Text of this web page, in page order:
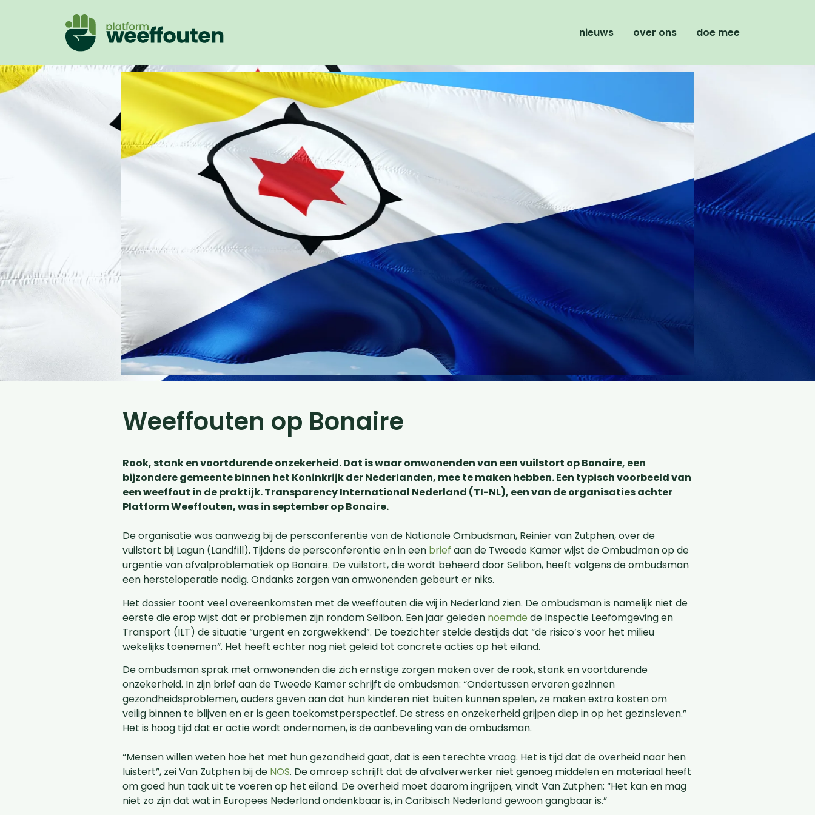
nieuws over ons doe mee
Weeffouten op Bonaire
Rook, stank en voortdurende onzekerheid. Dat is waar omwonenden van een vuilstort op Bonaire, een
bijzondere gemeente binnen het Koninkrijk der Nederlanden, mee te maken hebben. Een typisch voorbeeld van
een weeffout in de praktijk. Transparency International Nederland (TI-NL), een van de organisaties achter
Platform Weeffouten, was in september op Bonaire.
De organisatie was aanwezig bij de persconferentie van de Nationale Ombudsman, Reinier van Zutphen, over de
vuilstort bij Lagun (Landfill). Tijdens de persconferentie en in een brief aan de Tweede Kamer wijst de Ombudman op de
urgentie van afvalproblematiek op Bonaire. De vuilstort, die wordt beheerd door Selibon, heeft volgens de ombudsman
een hersteloperatie nodig. Ondanks zorgen van omwonenden gebeurt er niks.
Het dossier toont veel overeenkomsten met de weeffouten die wij in Nederland zien. De ombudsman is namelijk niet de
eerste die erop wijst dat er problemen zijn rondom Selibon. Een jaar geleden noemde de Inspectie Leefomgeving en
Transport (ILT) de situatie “urgent en zorgwekkend”. De toezichter stelde destijds dat “de risico’s voor het milieu
wekelijks toenemen”. Het heeft echter nog niet geleid tot concrete acties op het eiland.
De ombudsman sprak met omwonenden die zich ernstige zorgen maken over de rook, stank en voortdurende
onzekerheid. In zijn brief aan de Tweede Kamer schrijft de ombudsman: “Ondertussen ervaren gezinnen
gezondheidsproblemen, ouders geven aan dat hun kinderen niet buiten kunnen spelen, ze maken extra kosten om
veilig binnen te blijven en er is geen toekomstperspectief. De stress en onzekerheid grijpen diep in op het gezinsleven.”
Het is hoog tijd dat er actie wordt ondernomen, is de aanbeveling van de ombudsman.
“Mensen willen weten hoe het met hun gezondheid gaat, dat is een terechte vraag. Het is tijd dat de overheid naar hen
luistert”, zei Van Zutphen bij de NOS. De omroep schrijft dat de afvalverwerker niet genoeg middelen en materiaal heeft
om goed hun taak uit te voeren op het eiland. De overheid moet daarom ingrijpen, vindt Van Zutphen: “Het kan en mag
niet zo zijn dat wat in Europees Nederland ondenkbaar is, in Caribisch Nederland gewoon gangbaar is.”